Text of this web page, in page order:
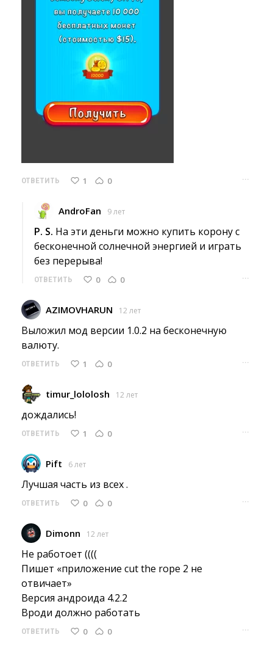
ОТВЕТИТЬ 1 0 ···
AndroFan 9 лет
P. S. На эти деньги можно купить корону с
бесконечной солнечной энергией и играть
без перерыва!
ОТВЕТИТЬ 0 0 ···
AZIMOVHARUN 12 лет
Выложил мод версии 1.0.2 на бесконечную
валюту.
ОТВЕТИТЬ 1 0 ···
timur_lololosh 12 лет
дождались!
ОТВЕТИТЬ 1 0 ···
Pift 6 лет
Лучшая часть из всех .
ОТВЕТИТЬ 0 0 ···
Dimonn 12 лет
Не работоет ((((
Пишет «приложение cut the rope 2 не
отвичает»
Версия андроида 4.2.2
Вроди должно работать
ОТВЕТИТЬ 0 0 ···